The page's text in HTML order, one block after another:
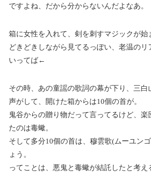
ですよね、だから分からないんだよなあ。
箱に女性を入れて、剣を刺すマジックが始
どきどきしながら見てるっぽい、老温のリ
いってば←
その時、あの童謡の歌詞の幕が下り、三白
声がして、開けた箱からは10個の首が。
鬼谷からの贈り物だって言ってるけど、楽
たのは毒蠍。
そして多分10個の首は、穆雲歌(ムーユン
ょう。
ってことは、悪鬼と毒蠍が結託したと考え